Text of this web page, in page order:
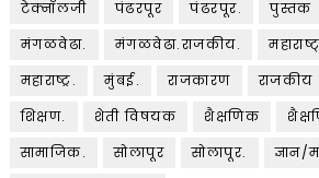
टेक्नॉलजी
पंढरपूर पंढरपूर. पुस्तक
मंगळवेढा.
मंगळवेढा.राजकीय. महाराष्ट्
महाराष्ट्र.
मुंबई. राजकारण राजकीय
शिक्षण.
शेती विषयक शैक्षणिक
सामाजिक.
सोलापूर सोलापूर.
ज्ञान/